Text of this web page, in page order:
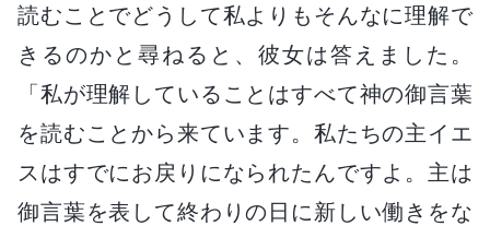
読むことでどうして私よりもそんなに理解で
きるのかと尋ねると、彼女は答えました。
「私が理解していることはすべて神の御言葉
を読むことから来ています。私たちの主イエ
スはすでにお戻りになられたんですよ。主は
御言葉を表して終わりの日に新しい働きをな